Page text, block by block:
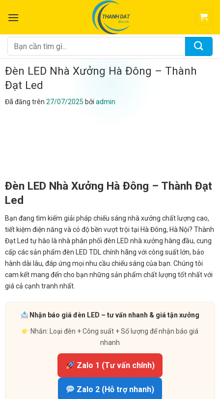
đến
dung
Tìm
kiếm:
Đèn LED Nhà Xưởng Hà Đông – Thành
Đạt Led
Đã đăng trên 27/07/2025 bởi admin
Đèn LED Nhà Xưởng Hà Đông – Thành Đạt
Led
Bạn đang tìm kiếm giải pháp chiếu sáng nhà xưởng chất lượng cao,
tiết kiệm điện năng và có độ bền vượt trội tại Hà Đông, Hà Nội? Thành
Đạt Led tự hào là nhà phân phối đèn LED nhà xưởng hàng đầu, cung
cấp các sản phẩm đèn LED TDL chính hãng với công suất lớn, bảo
hành dài lâu, đáp ứng mọi nhu cầu chiếu sáng của bạn. Chúng tôi
cam kết mang đến cho bạn những sản phẩm chất lượng tốt nhất với
giá cả cạnh tranh nhất.
Nhận báo giá đèn LED – tư vấn nhanh & giá tận xưởng
Nhắn: Loại đèn + Công suất + Số lượng để nhận báo giá
nhanh
Zalo 1 (Tư vấn chính)
Zalo 2 (Hỗ trợ nhanh)